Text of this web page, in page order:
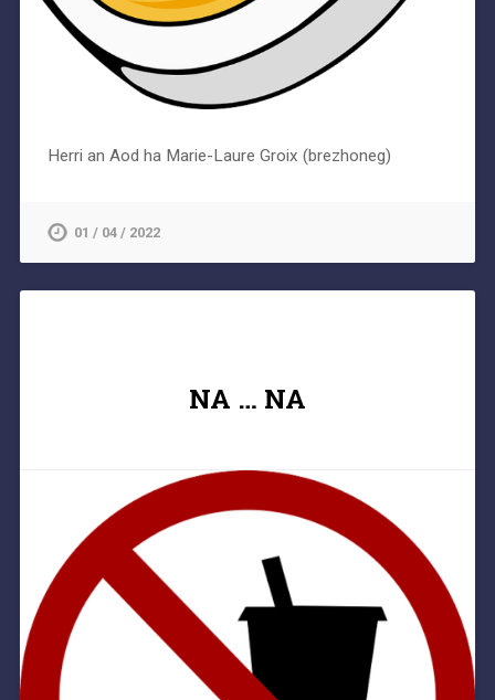
Herri an Aod ha Marie-Laure Groix (brezhoneg)
01 / 04 / 2022
NA … NA